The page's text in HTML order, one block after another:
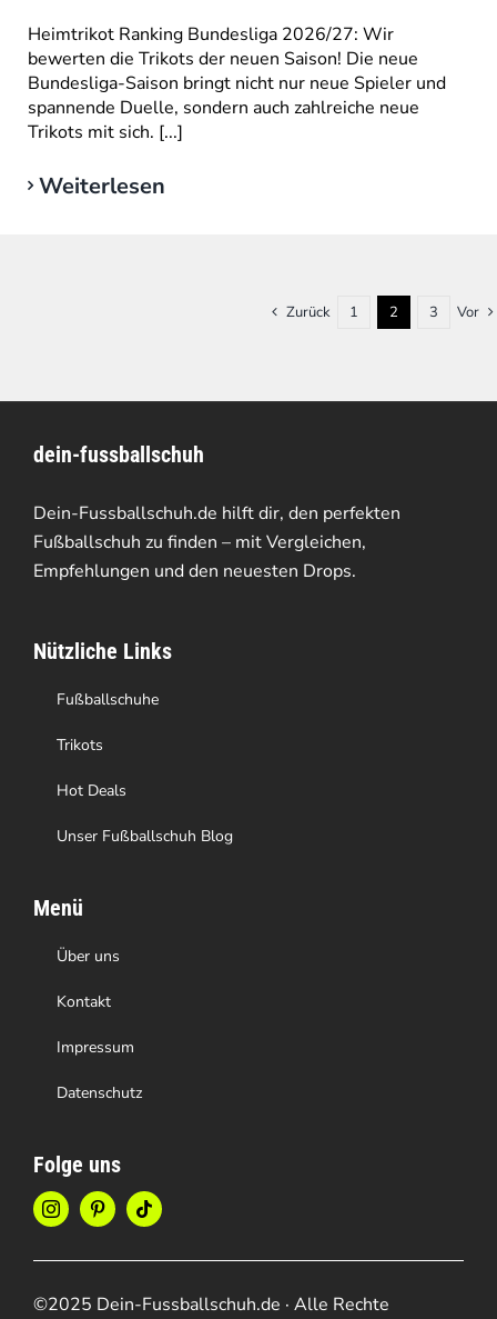
Heimtrikot Ranking Bundesliga 2026/27: Wir
bewerten die Trikots der neuen Saison! Die neue
Bundesliga-Saison bringt nicht nur neue Spieler und
spannende Duelle, sondern auch zahlreiche neue
Trikots mit sich. [...]
Weiterlesen
Zurück 1 2 3 Vor
dein-fussballschuh
Dein-Fussballschuh.de hilft dir, den perfekten
Fußballschuh zu finden – mit Vergleichen,
Empfehlungen und den neuesten Drops.
Nützliche Links
Fußballschuhe
Trikots
Hot Deals
Unser Fußballschuh Blog
Menü
Über uns
Kontakt
Impressum
Datenschutz
Folge uns
©2025 Dein-Fussballschuh.de · Alle Rechte